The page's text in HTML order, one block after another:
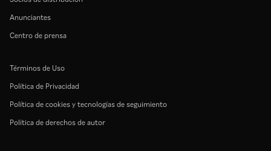
Anunciantes
Centro de prensa
Términos de Uso
Política de Privacidad
Política de cookies y tecnologías de seguimiento
Política de derechos de autor